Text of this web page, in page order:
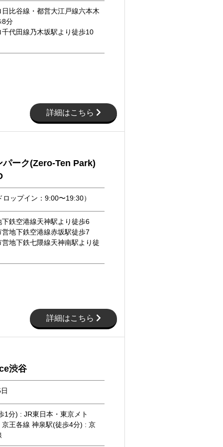
比谷線・都営大江戸線六本木
8分
代田線乃木坂駅より徒歩10
詳細はこちら
パーク(Zero-Ten Park)
ップイン：9:00〜19:30）
鉄空港線天神駅より徒歩6
地下鉄空港線赤坂駅徒歩7
地下鉄七隈線天神南駅より徒
詳細はこちら
渋谷
1分) : JR東日本・東京メト
京王各線 神泉駅(徒歩4分) : 京